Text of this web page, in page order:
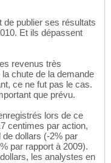
publier ses résultats
Et ils dépassent
revenus très
chute de la demande
ce ne fut pas le cas.
que prévu.
lors de ce
centimes par action,
de dollars (-2% par
par rapport à 2009).
les analystes en